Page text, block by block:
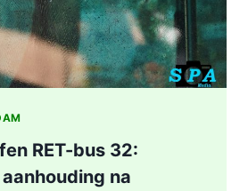
RET-bus 32:
na